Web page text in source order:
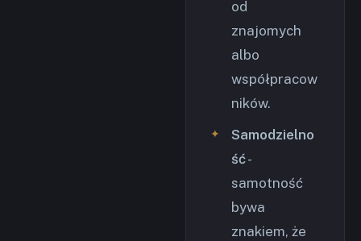
od
znajomych
albo
współpracow
ników.
Samodzielno
ść-
samotność
bywa
znakiem, że